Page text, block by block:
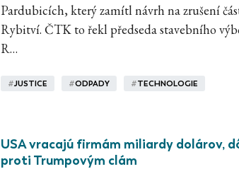
Pardubicích, který zamítl návrh na zrušení
Rybitví. ČTK to řekl předseda stavebního
R…
#JUSTICE #ODPADY #TECHNOLOGIE
USA vracajú firmám miliardy dolárov,
proti Trumpovým clám